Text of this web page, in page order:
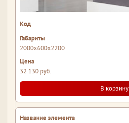
2000x600x2200
32 130 руб.
В корзину